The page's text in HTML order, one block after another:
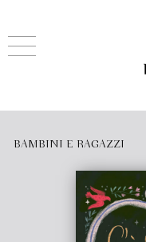
BAMBINI E RAGAZZI